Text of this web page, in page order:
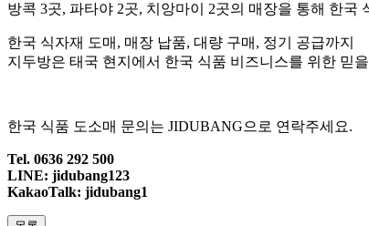
방콕 3곳, 파타야 2곳, 치앙마이 2곳의 매장을 통해 한
한국 식자재 도매, 매장 납품, 대량 구매, 정기 공급까지
지두방은 태국 현지에서 한국 식품 비즈니스를 위한 믿
한국 식품 도소매 문의는 JIDUBANG으로 연락주세요.
Tel. 0636 292 500
LINE: jidubang123
KakaoTalk: jidubang1